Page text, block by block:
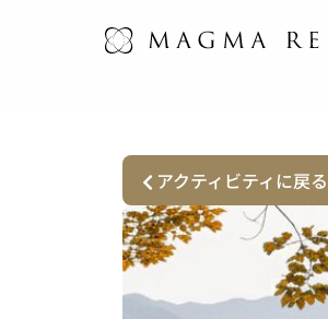
アクティビティに戻る